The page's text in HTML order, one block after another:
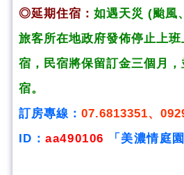
◎延期住宿： 如遇天災 (颱風
旅客所在地政府發佈停止上
宿，民宿將保留訂金三個月
宿。
訂房專線： 07.6813351、
ID：aa490106 「美濃情庭